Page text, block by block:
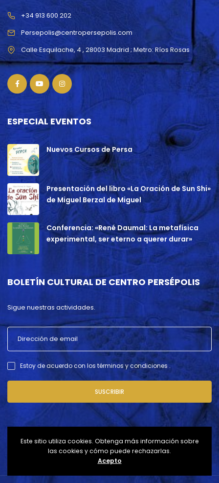
Persepolis@centropersepolis.com
+34 913 600 202
ESPECIAL EVENTOS
Nuevos Cursos de Persa
Presentación del libro «La Oración de Sun Shi»
de Miguel Berzal de Miguel
Conferencia: «René Daumal: La metafísica
experimental, ser eterno a querer durar»
BOLETÍN CULTURAL DE CENTRO PERSÉPOLIS
Sigue nuestras actividades.
Estoy de acuerdo con los términos y condiciones .
SUSCRIBIR
Este sitio utiliza cookies. Obtenga más información sobre
las cookies y cómo puede rechazarlas.
Acepto